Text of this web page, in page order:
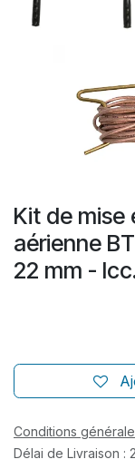
Kit de
aérienne
22 mm -
Conditions
Délai de Livraison :